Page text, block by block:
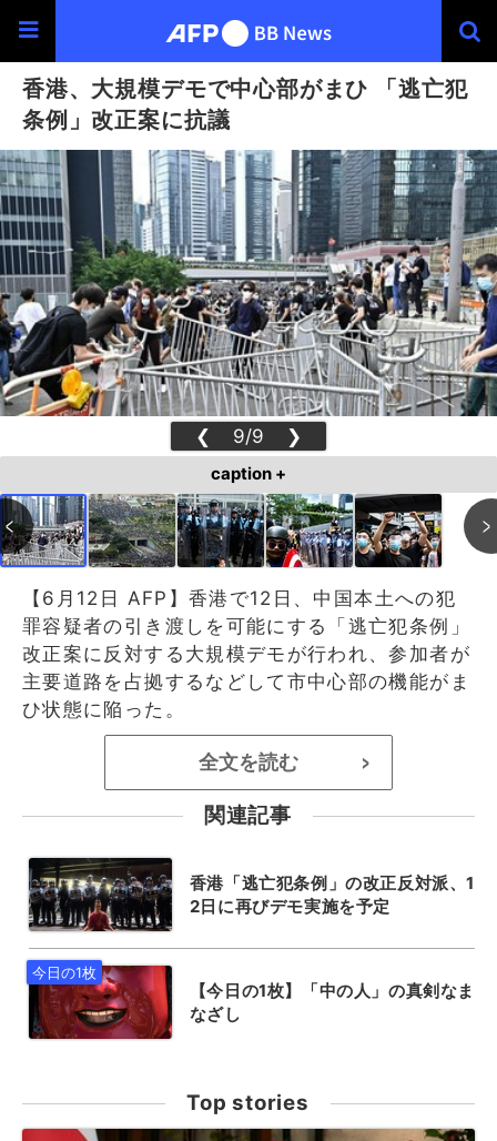
香港、大規模デモで中心部がまひ 「逃亡犯
条例」改正案に抗議
❮ 9/9 ❯
caption +
【6月12日 AFP】香港で12日、中国本土への犯
罪容疑者の引き渡しを可能にする「逃亡犯条例」
改正案に反対する大規模デモが行われ、参加者が
主要道路を占拠するなどして市中心部の機能がま
ひ状態に陥った。
全文を読む >
関連記事
香港「逃亡犯条例」の改正反対派、1
2日に再びデモ実施を予定
【今日の1枚】「中の人」の真剣なま
なざし
Top stories